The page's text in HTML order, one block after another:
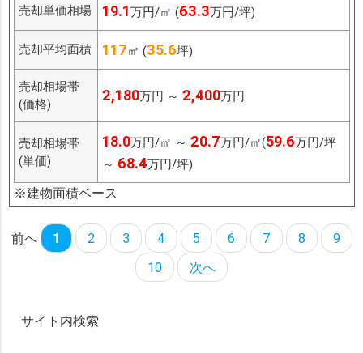
売却単価相場 19.1万円/㎡ (63.3万円/坪)
売却平均面積 117㎡ (35.6坪)
売却相場帯
(価格)
2,180万円 ～ 2,400万円
売却相場帯
(単価)
18.0万円/㎡ ～ 20.7万円/㎡(59.6万円/坪
～ 68.4万円/坪)
※建物面積ベース
前へ 1 2 3 4 5 6 7 8
9
10
次へ
サイト内検索